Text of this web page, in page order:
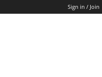
Sign in / Join